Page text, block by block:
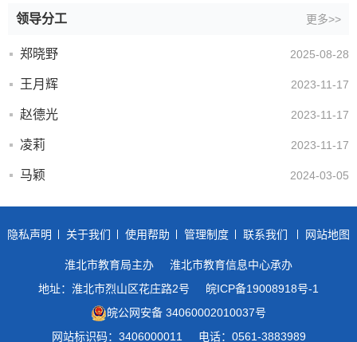
领导分工 更多>>
郑晓野 2025-08-28
王月辉 2023-11-17
赵德光 2023-11-17
凌莉 2023-11-17
马颖 2024-03-05
隐私声明 关于我们 使用帮助 管理制度 联系我们 网站地图
淮北市教育局主办
淮北市教育信息中心承办
地址：淮北市烈山区花庄路2号
皖ICP备19008918号-1
皖公网安备 34060002010037号
网站标识码：3406000011
电话：0561-3883989